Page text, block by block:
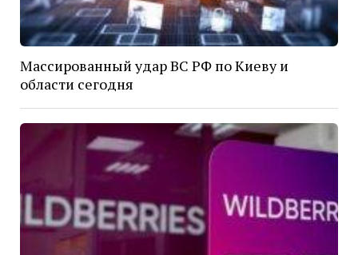
Массированный удар ВС РФ по Киеву и
области сегодня